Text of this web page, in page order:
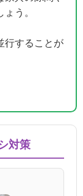
う。
行することが
対策